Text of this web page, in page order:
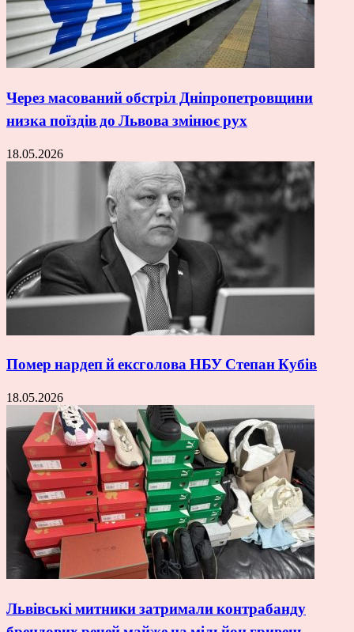
Через масований обстріл Дніпропетровщини
низка поїздів до Львова змінює рух
18.05.2026
Помер нардеп й ексголова НБУ Степан Кубів
18.05.2026
Львівські митники затримали контрабанду